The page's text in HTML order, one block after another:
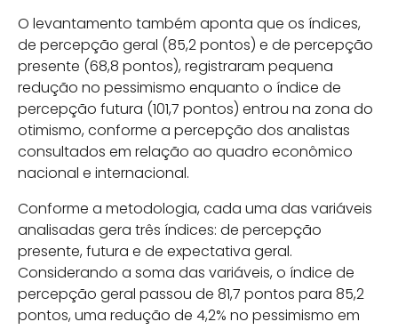
O levantamento também aponta que os índices,
de percepção geral (85,2 pontos) e de percepção
presente (68,8 pontos), registraram pequena
redução no pessimismo enquanto o índice de
percepção futura (101,7 pontos) entrou na zona do
otimismo, conforme a percepção dos analistas
consultados em relação ao quadro econômico
nacional e internacional.
Conforme a metodologia, cada uma das variáveis
analisadas gera três índices: de percepção
presente, futura e de expectativa geral.
Considerando a soma das variáveis, o índice de
percepção geral passou de 81,7 pontos para 85,2
pontos, uma redução de 4,2% no pessimismo em